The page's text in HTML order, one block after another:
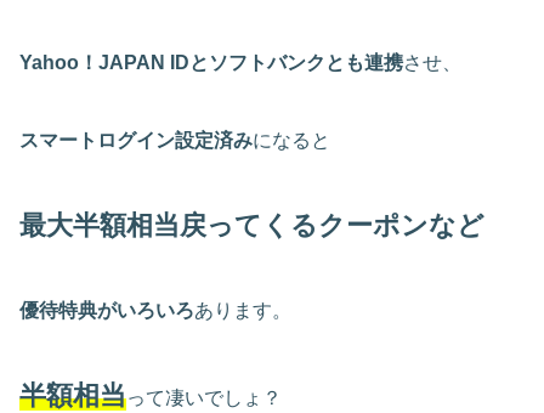
Yahoo！JAPAN IDとソフトバンクとも連携させ、
スマートログイン設定済みになると
最大半額相当戻ってくるクーポンなど
優待特典がいろいろあります。
半額相当って凄いでしょ？